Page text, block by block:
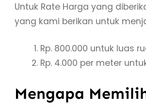
Untuk Rate Harga yang
yang kami berikan untuk
Rp. 800.000 untuk luas
Rp. 4.000 per meter
Mengapa